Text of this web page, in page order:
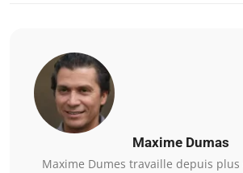
Maxime Dumas
Maxime Dumes travaille depuis